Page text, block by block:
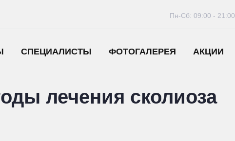
СПЕЦИАЛИСТЫ ФОТОГАЛЕРЕЯ АКЦИИ
Пн-Сб: 09:00 - 21:00
лечения сколиоза